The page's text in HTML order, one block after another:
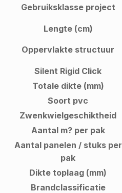
Gebruiksklasse project
Lengte (cm)
Oppervlakte structuur
Silent Rigid Click
Totale dikte (mm)
Soort pvc
Zwenkwielgeschiktheid
Aantal m? per pak
Aantal panelen / stuks per
pak
Dikte toplaag (mm)
Brandclassificatie